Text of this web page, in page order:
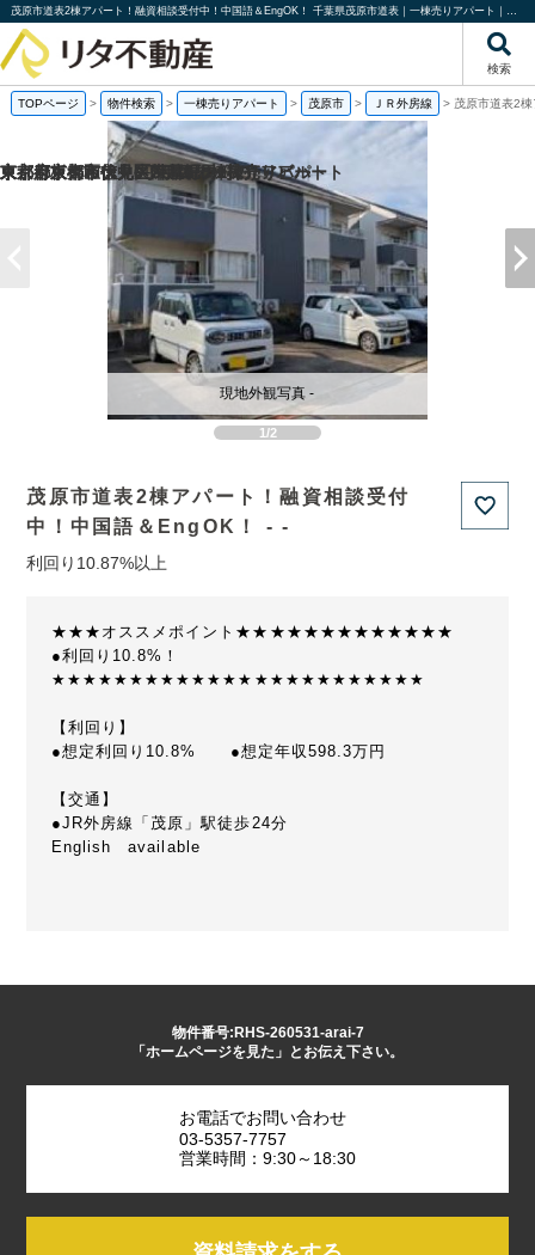
茂原市道表2棟アパート！融資相談受付中！中国語＆EngOK！ 千葉県茂原市道表｜一棟売りアパート｜投資物件や収益物件｜株式会社リタ不動産
検索
TOPページ > 物件検索 > 一棟売りアパート > 茂原市 > ＪＲ外房線 > 茂原市道表2
1/2
現地外観写真 -
茂原市道表2棟アパート！融資相談受付
中！中国語＆EngOK！ - -
利回り10.87%以上
★★★オススメポイント★★★★★★★★★★★★★
●利回り10.8%！
★★★★★★★★★★★★★★★★★★★★★★★★
【利回り】
●想定利回り10.8% ●想定年収598.3万円
【交通】
●JR外房線「茂原」駅徒歩24分
English available
物件番号:RHS-260531-arai-7
「ホームページを見た」とお伝え下さい。
お電話でお問い合わせ
03-5357-7757
営業時間：9:30～18:30
京都府京都市伏見区帯屋町の1棟売りビル
京都府京都市伏見区深草堀田町の
東京都東大和市中央2丁目の一棟売りアパート
東京都板橋区徳丸6丁目の一棟売りアパート